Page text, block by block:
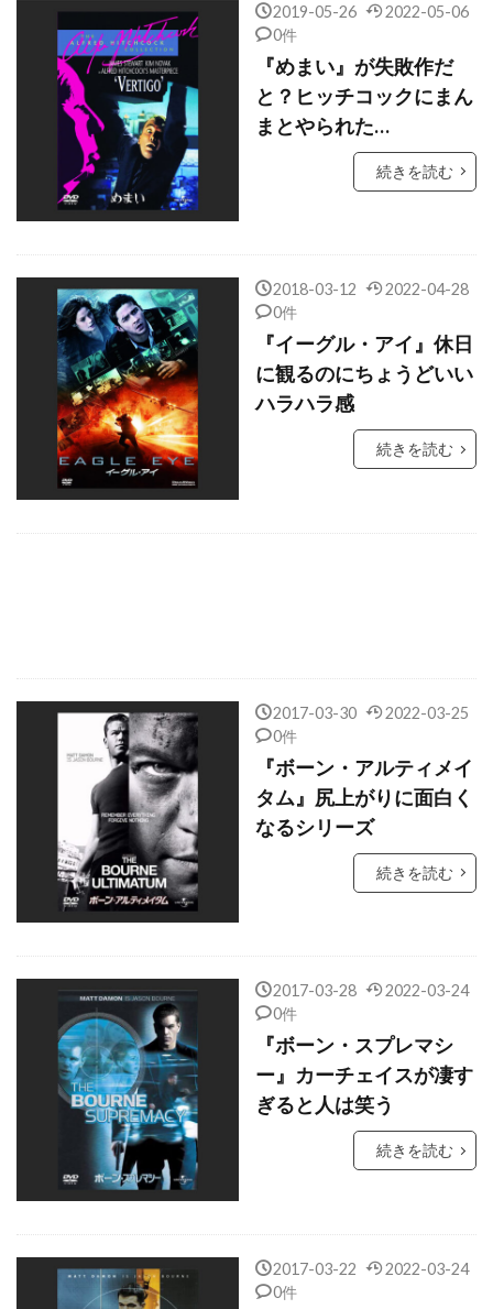
クォン・ヒョゴ
クシシュトフ・ペンデレツキ
クライヴ・オーウェン
クラウディア・シファー
クラウディオ・アルフォンシ
クラレンス・ギリヤード・Jr
クランツ刑事
クラーク・グレッグ
クリスチャン・コルソン
クリスチャン・ハワード
クリスチャン・ベール
クリスティアン・アメリ
クリスティナ・カールヴィンド
クリスティン・スコット・トーマス
クリストファー・B・ランドン
クリストファー・ウォーケン
クリストファー・エクルストン
クリストファー・カーリー
クリストファー・ケネディー・ローフォード
クリストファー・セロン
クリストファー・テレフセン
クリストファー・ニコラス・スミス
クリストファー・ノーラン
クリストファー・バート
クリストファー・マイヤー
クリストファー・マッカリー
クリストファー・ミンツ＝プラッセ
クリストファー・ヤング
クリストファー・ロイド
クリストファー・ワイン
クリストフ・ベック
2019-05-26
2022-05-06
0件
『めまい』が失敗作だ
と？ヒッチコックにまん
まとやられた…
続きを読む
2018-03-12
2022-04-28
0件
『イーグル・アイ』休日
に観るのにちょうどいい
ハラハラ感
続きを読む
2017-03-30
2022-03-25
0件
『ボーン・アルティメイ
タム』尻上がりに面白く
なるシリーズ
続きを読む
2017-03-28
2022-03-24
0件
『ボーン・スプレマシ
ー』カーチェイスが凄す
ぎると人は笑う
続きを読む
2017-03-22
2022-03-24
0件